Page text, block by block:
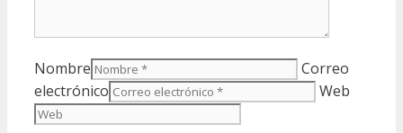
Nombre
Correo
electrónico
Web